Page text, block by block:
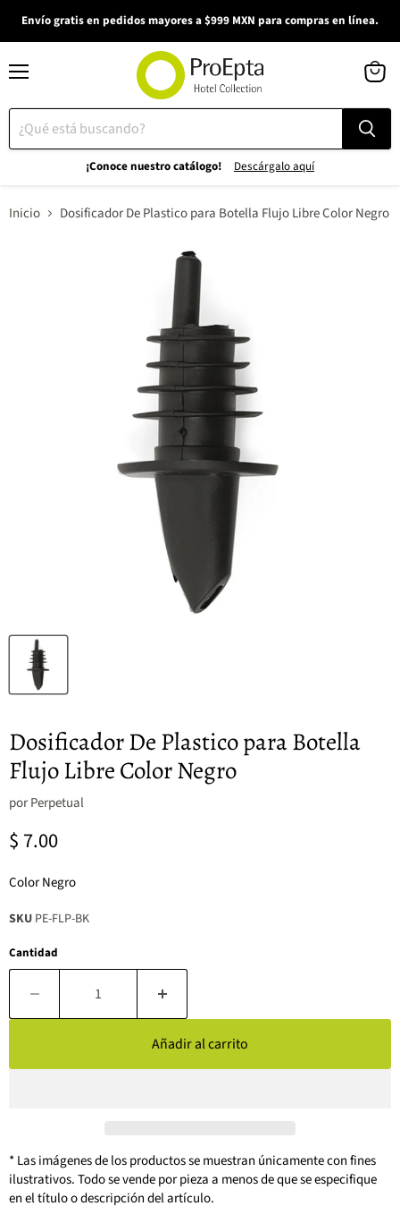
Envío gratis en pedidos mayores a $999 MXN para compras en línea.
¡Conoce nuestro catálogo! Descárgalo aquí
carrito
Inicio Dosificador De Plastico para Botella Flujo Libre Color Negro
Dosificador De Plastico para Botella
Flujo Libre Color Negro
porPerpetual
Precio actual
$ 7.00
Color Negro
SKU PE-FLP-BK
Cantidad
Añadir al carrito
* Las imágenes de los productos se muestran únicamente con fines
ilustrativos. Todo se vende por pieza a menos de que se especifique
en el título o descripción del artículo.